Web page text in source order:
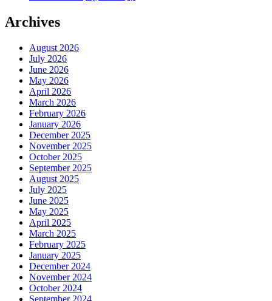
Archives
August 2026
July 2026
June 2026
May 2026
April 2026
March 2026
February 2026
January 2026
December 2025
November 2025
October 2025
September 2025
August 2025
July 2025
June 2025
May 2025
April 2025
March 2025
February 2025
January 2025
December 2024
November 2024
October 2024
September 2024